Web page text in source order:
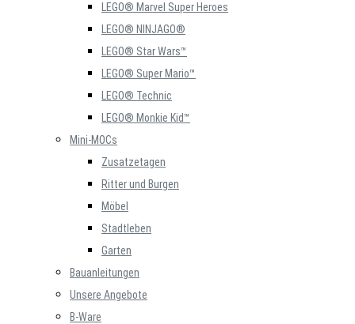
LEGO® Marvel Super Heroes
LEGO® NINJAGO®
LEGO® Star Wars™
LEGO® Super Mario™
LEGO® Technic
LEGO® Monkie Kid™
Mini-MOCs
Zusatzetagen
Ritter und Burgen
Möbel
Stadtleben
Garten
Bauanleitungen
Unsere Angebote
B-Ware